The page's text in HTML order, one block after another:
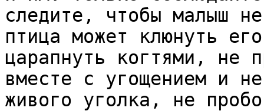
следите, чтобы малыш
птица может клюнуть
царапнуть когтями, не
вместе с угощением и
живого уголка, не